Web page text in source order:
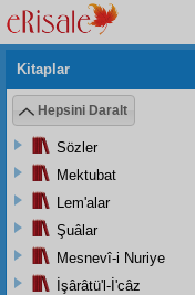
Kitaplar
Hepsini Daralt
Sözler
Mektubat
Lem'alar
Şuâlar
Mesnevî-i Nuriye
İşârâtü'l-İ'câz